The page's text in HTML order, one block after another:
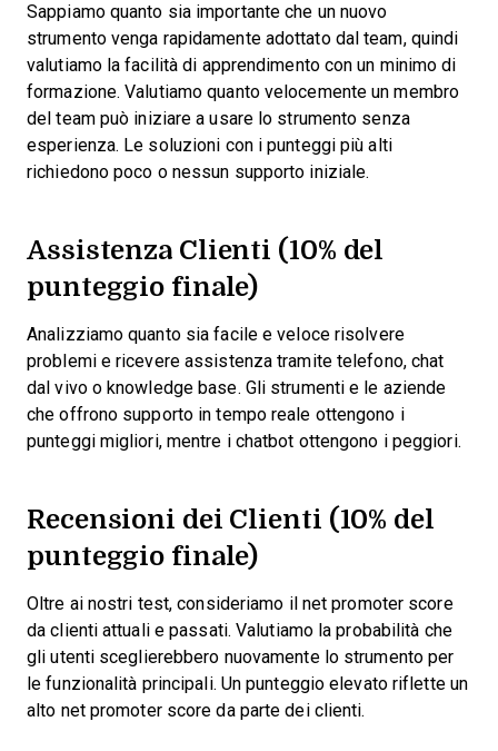
Sappiamo quanto sia importante che un nuovo
strumento venga rapidamente adottato dal team, quindi
valutiamo la facilità di apprendimento con un minimo di
formazione. Valutiamo quanto velocemente un membro
del team può iniziare a usare lo strumento senza
esperienza. Le soluzioni con i punteggi più alti
richiedono poco o nessun supporto iniziale.
Assistenza Clienti (10% del
punteggio finale)
Analizziamo quanto sia facile e veloce risolvere
problemi e ricevere assistenza tramite telefono, chat
dal vivo o knowledge base. Gli strumenti e le aziende
che offrono supporto in tempo reale ottengono i
punteggi migliori, mentre i chatbot ottengono i peggiori.
Recensioni dei Clienti (10% del
punteggio finale)
Oltre ai nostri test, consideriamo il net promoter score
da clienti attuali e passati. Valutiamo la probabilità che
gli utenti sceglierebbero nuovamente lo strumento per
le funzionalità principali. Un punteggio elevato riflette un
alto net promoter score da parte dei clienti.